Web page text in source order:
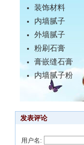
装饰材料
内墙腻子
外墙腻子
粉刷石膏
膏嵌缝石膏
内墙腻子粉
发表评论
用户名: